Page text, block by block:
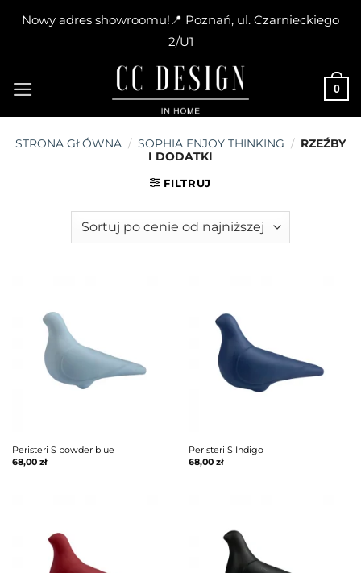
Nowy adres showroomu!📍 Poznań, ul. Czarnieckiego
2/U1
content
0
STRONA GŁÓWNA / SOPHIA ENJOY THINKING / RZEŹBY
I DODATKI
FILTRUJ
Peristeri S powder blue
68,00 zł
Peristeri S Indigo
68,00 zł